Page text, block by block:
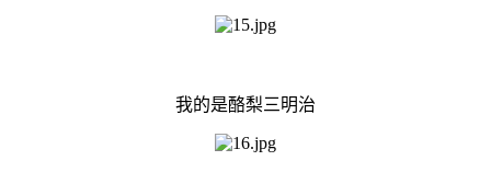
我的是酪梨三明治